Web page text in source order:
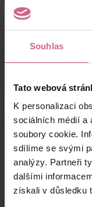
Souhlas
Tato webová
K personalizaci
sociálních médií a
soubory cookie.
sdílíme se svými
analýzy. Partneři
dalšími
získali v důsledku
M****
K****
Výsledky